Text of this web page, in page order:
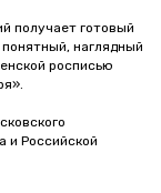
получает готовый
наглядный
росписью
и Российской